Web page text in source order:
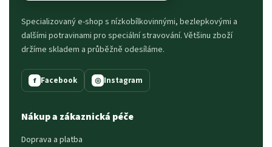
Specializovaný e-shop s nízkobílkovinnými, bezlepkovými a
dalšími potravinami pro speciální stravování. Většinu zboží
držíme skladem a průběžně odesíláme.
f Facebook ◎ Instagram
Nákup a zákaznická péče
Doprava a platba